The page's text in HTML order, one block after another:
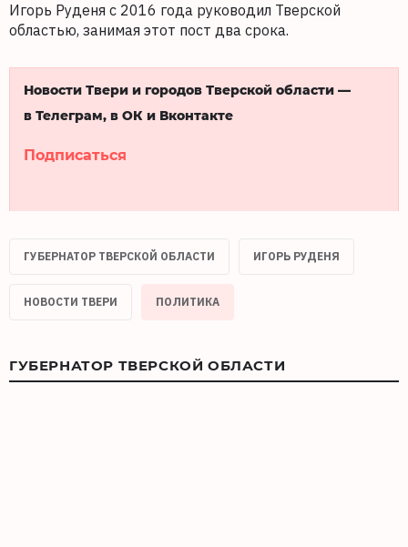
Игорь Руденя с 2016 года руководил Тверской
областью, занимая этот пост два срока.
Новости Твери и городов Тверской области —
в Телеграм, в ОК и Вконтакте
Подписаться
ГУБЕРНАТОР ТВЕРСКОЙ ОБЛАСТИ ИГОРЬ РУДЕНЯ
НОВОСТИ ТВЕРИ ПОЛИТИКА
ГУБЕРНАТОР ТВЕРСКОЙ ОБЛАСТИ